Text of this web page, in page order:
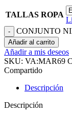
TALLAS ROPA
CONJUNTO
Añadir al carrito
Añadir a mis deseos
SKU: VA:MAR69
Compartido
Descripción
Descripción